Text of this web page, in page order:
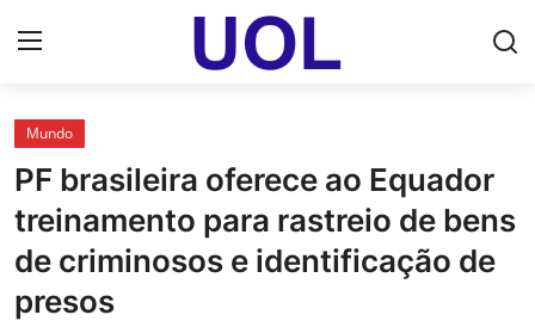
Home
UOL Email Entrar
UOL ADS
Mundo
PF brasileira oferece ao Equador
treinamento para rastreio de bens
de criminosos e identificação de
presos